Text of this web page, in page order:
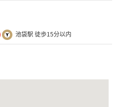
池袋駅 徒歩15分以内